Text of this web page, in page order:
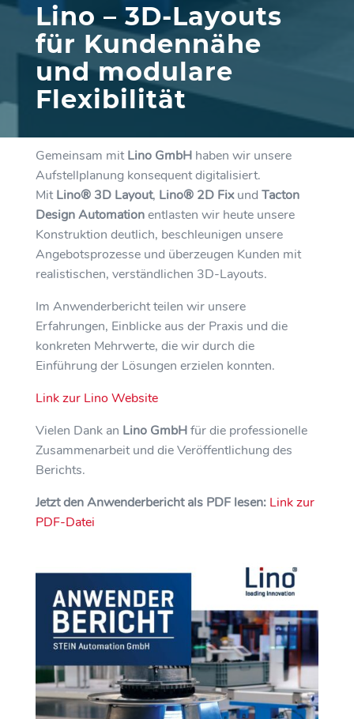
Lino – 3D-Layouts
für Kundennähe
und modulare
Flexibilität
Gemeinsam mitLino GmbHhaben wir unsere
Aufstellplanung konsequent digitalisiert.
MitLino® 3D Layout, Lino® 2D Fixund Tacton
Design Automationentlasten wir heute unsere
Konstruktion deutlich, beschleunigen unsere
Angebotsprozesse und überzeugen Kunden mit
realistischen, verständlichen 3D-Layouts.
Im Anwenderbericht teilen wir unsere
Erfahrungen, Einblicke aus der Praxis und die
konkreten Mehrwerte, die wir durch die
Einführung der Lösungen erzielen konnten.
Link zur Lino Website
Vielen Dank an Lino GmbHfür die professionelle
Zusammenarbeit und die Veröffentlichung des
Berichts.
Jetzt den Anwenderbericht als PDF lesen: Link zur
PDF-Datei